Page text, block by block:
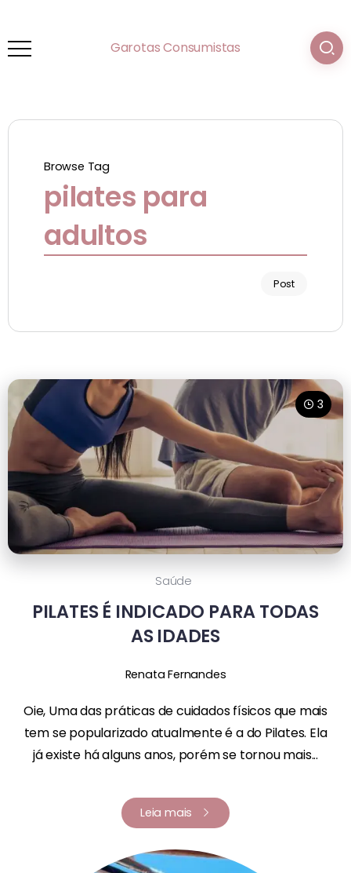
Garotas Consumistas
Browse Tag
pilates para
adultos
Post
3
Saúde
PILATES É INDICADO PARA TODAS
AS IDADES
Renata Fernandes
Oie, Uma das práticas de cuidados físicos que mais
tem se popularizado atualmente é a do Pilates. Ela
já existe há alguns anos, porém se tornou mais...
Leia mais